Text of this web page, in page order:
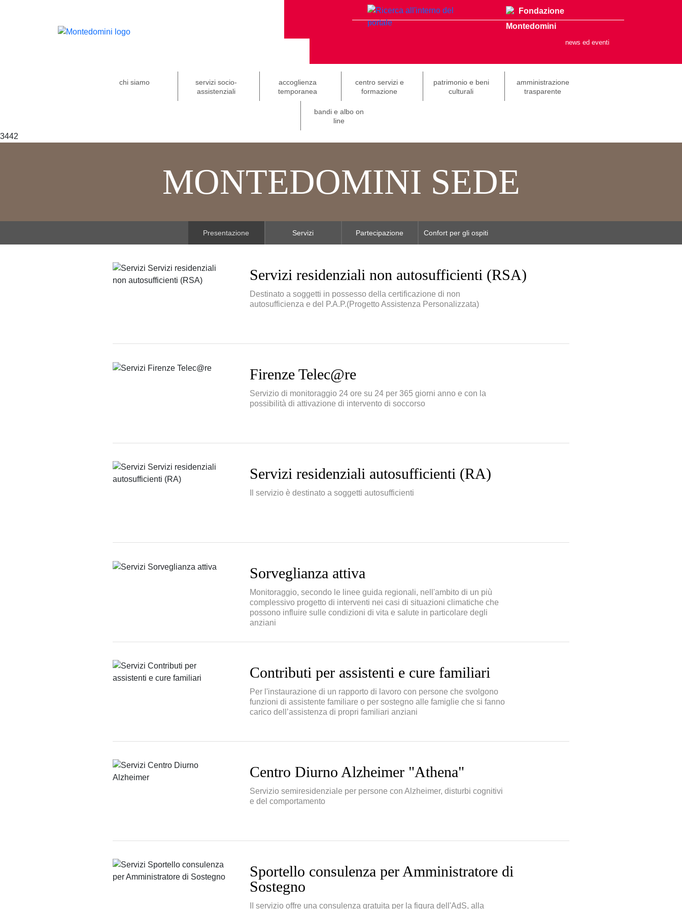
Fondazione
Montedomini
news ed eventi
chi siamo
servizi socio-
assistenziali
accoglienza
temporanea
centro servizi e
formazione
patrimonio e beni
culturali
amministrazione
trasparente
bandi e albo on
line
3442
MONTEDOMINI SEDE
Presentazione Servizi Partecipazione Confort per gli ospiti
Servizi residenziali non autosufficienti (RSA)
Destinato a soggetti in possesso della certificazione di non
autosufficienza e del P.A.P.(Progetto Assistenza Personalizzata)
Firenze Telec@re
Servizio di monitoraggio 24 ore su 24 per 365 giorni anno e con la
possibilità di attivazione di intervento di soccorso
Servizi residenziali autosufficienti (RA)
Il servizio è destinato a soggetti autosufficienti
Sorveglianza attiva
Monitoraggio, secondo le linee guida regionali, nell'ambito di un più
complessivo progetto di interventi nei casi di situazioni climatiche che
possono influire sulle condizioni di vita e salute in particolare degli
anziani
Contributi per assistenti e cure familiari
Per l'instaurazione di un rapporto di lavoro con persone che svolgono
funzioni di assistente familiare o per sostegno alle famiglie che si fanno
carico dell’assistenza di propri familiari anziani
Centro Diurno Alzheimer "Athena"
Servizio semiresidenziale per persone con Alzheimer, disturbi cognitivi
e del comportamento
Sportello consulenza per Amministratore di
Sostegno
II servizio offre una consulenza gratuita per la figura dell'AdS, alla